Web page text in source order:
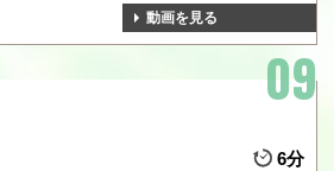
動画を見る
6分